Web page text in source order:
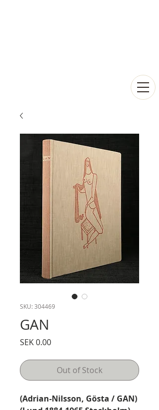
SKU: 304469
GAN
SEK 0.00Price
Out of Stock
(Adrian-Nilsson, Gösta / GAN)